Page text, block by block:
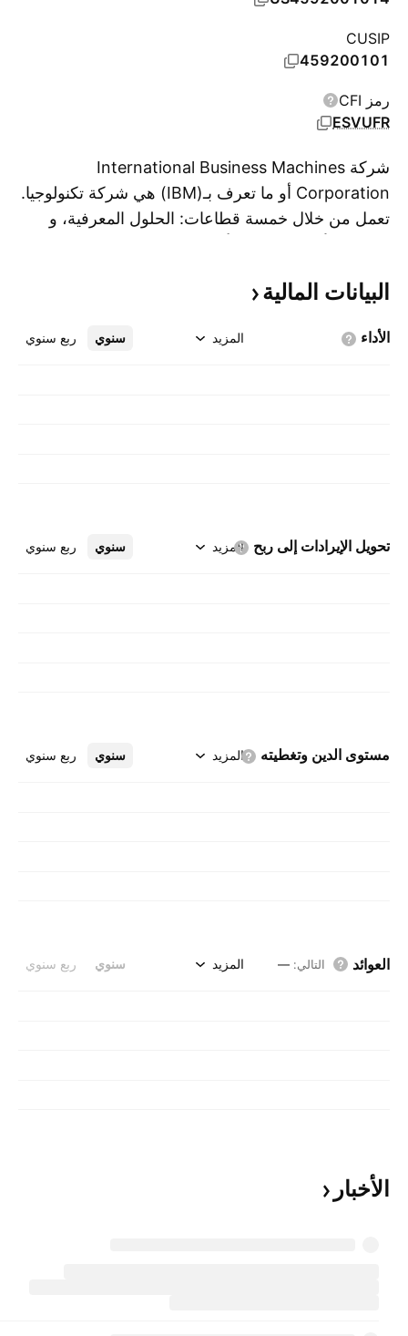
CUSIP
459200101
رمز CFI
ESVUFR
شركة International Business Machines
Corporation أو ما تعرف بـ(IBM) هي شركة تكنولوجيا.
تعمل من خلال خمسة قطاعات: الحلول المعرفية، و
العالمي. يقدم قسم الحلول المعرفية مجموعة واسعة
والتي تشمل الحلول الإدراكية Watson وهي منصة
التمويل العالمي تمويل العملاء ، والتمويل التجاري ،
البيانات المالية
الأداء سنوي ربع سنوي المزيد
تحويل الإيرادات إلى ربح سنوي ربع سنوي المزيد
مستوى الدين وتغطيته سنوي ربع سنوي المزيد
العوائد التالي:
— سنوي ربع سنوي المزيد
الأخبار